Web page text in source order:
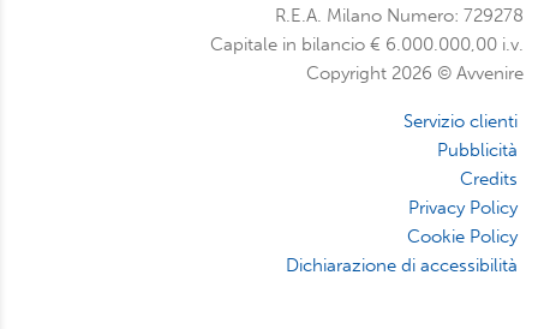
R.E.A. Milano Numero: 729278
Capitale in bilancio € 6.000.000,00 i.v.
Copyright 2026 © Avvenire
Servizio clienti
Pubblicità
Credits
Privacy Policy
Cookie Policy
Dichiarazione di accessibilità